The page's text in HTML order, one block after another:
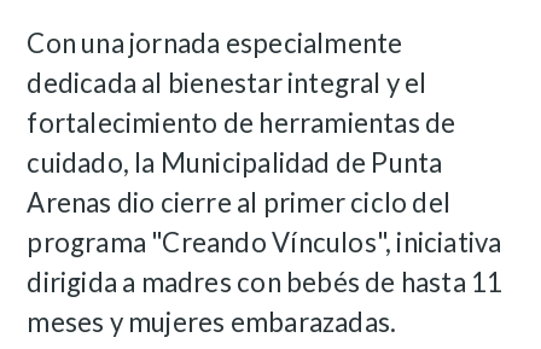
Con una jornada especialmente
dedicada al bienestar integral y el
fortalecimiento de herramientas de
cuidado, la Municipalidad de Punta
Arenas dio cierre al primer ciclo del
programa "Creando Vínculos", iniciativa
dirigida a madres con bebés de hasta 11
meses y mujeres embarazadas.